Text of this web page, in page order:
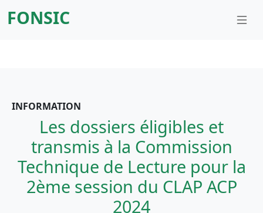
FONSIC
INFORMATION
Les dossiers éligibles et
transmis à la Commission
Technique de Lecture pour la
2ème session du CLAP ACP
2024